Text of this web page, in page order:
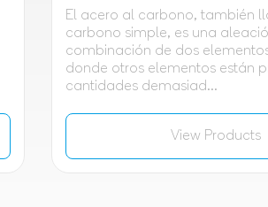
El acero al carbono, también
carbono simple, es una
combinación de dos
donde otros elementos están
cantidades demasiad...
View Products